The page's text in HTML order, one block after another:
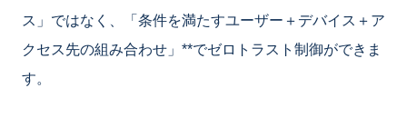
ス」ではなく、「条件を満たすユーザー＋デバイス＋ア
クセス先の組み合わせ」**でゼロトラスト制御ができま
す。